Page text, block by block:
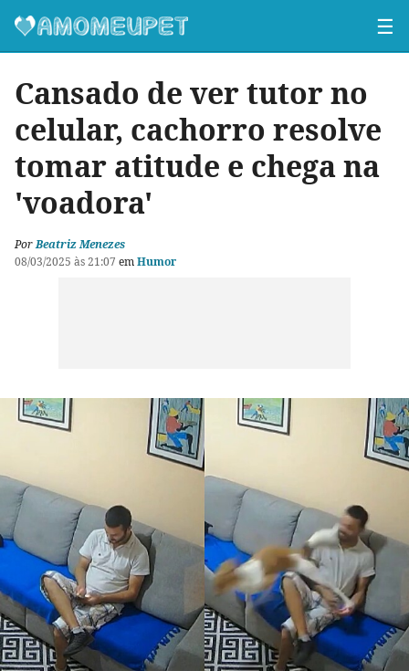
☰
Cansado de ver tutor no
celular, cachorro resolve
tomar atitude e chega na
'voadora'
PorBeatriz Menezes
08/03/2025 às 21:07 emHumor